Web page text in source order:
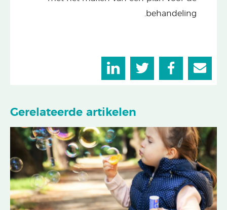
behandeling.
Gerelateerde artikelen